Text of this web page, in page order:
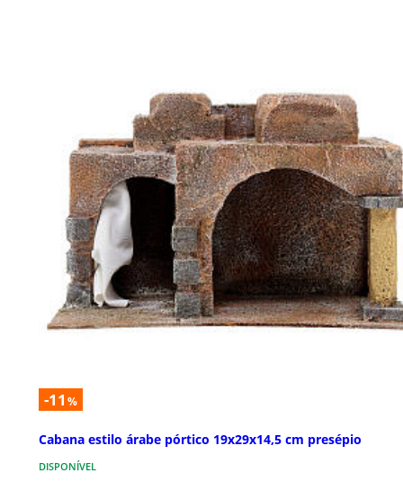
-11 %
Cabana estilo árabe pórtico 19x29x14,5 cm presépio
DISPONÍVEL